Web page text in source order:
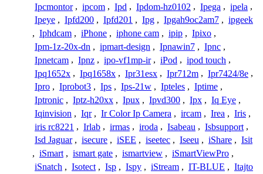
Ipcmontor , ipcom , Ipd , Ipdom-hz0102 , Ipega , ipela ,
Ipeye , Ipfd200 , Ipfd201 , Ipg , Ipgah9oc2am7 , ipgeek
, Iphdcam , iPhone , iphone cam , ipip , Ipixo ,
Ipm-1z-20x-dn , ipmart-design , Ipnawin7 , Ipnc ,
Ipnetcam , Ipnz , ipo-vf1mp-ir , iPod , ipod touch ,
Ipq1652x , Ipq1658x , Ipr31esx , Ipr712m , Ipr7424/8e ,
Ipro , Iprobot3 , Ips , Ips-21w , Ipteles , Iptime ,
Iptronic , Iptz-h20xx , Ipux , Ipvd300 , Ipx , Iq Eye ,
Iqinvision , Iqr , Ir Color Ip Camera , ircam , Irea , Iris ,
iris rc8221 , Irlab , irmas , iroda , Isabeau , Isbsupport ,
Isd Jaguar , isecure , iSEE , iseetec , Iseeu , iShare , Isit
, iSmart , ismart gate , ismartview , iSmartViewPro ,
iSnatch , Isotect , Isp , Ispy , iStream , IT-BLUE , Itajto